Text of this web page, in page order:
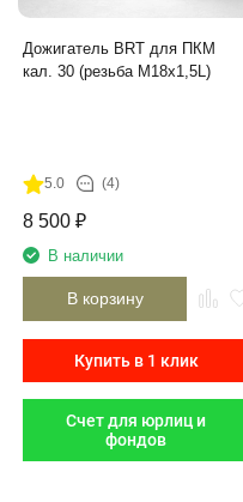
Дожигатель BRT для ПКМ
кал. 30 (резьба М18х1,5L)
5.0 (4)
8 500 ₽
В наличии
В корзину
Купить в 1 клик
Счет для юрлиц и
фондов